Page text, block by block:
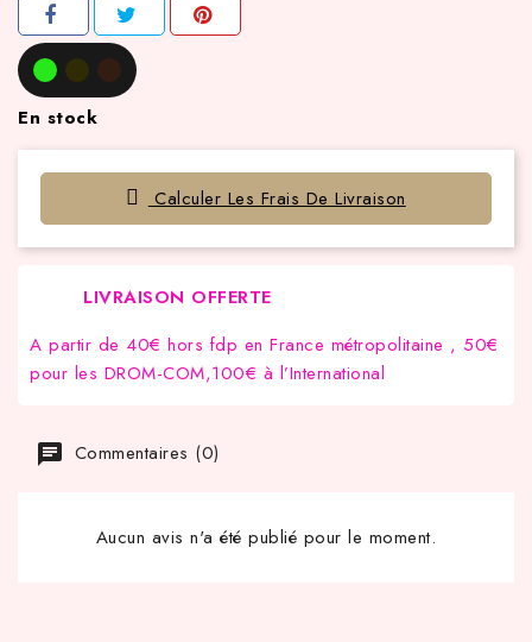
En stock
Calculer Les Frais De Livraison
LIVRAISON OFFERTE
A partir de 40€ hors fdp en France métropolitaine , 50€
pour les DROM-COM,100€ à l’International
Commentaires (0)
Aucun avis n'a été publié pour le moment.